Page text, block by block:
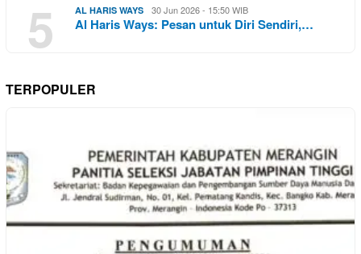
5 AL HARIS WAYS 30 Jun 2026 - 15:50 WIB
Al Haris Ways: Pesan untuk Diri Sendiri,…
TERPOPULER